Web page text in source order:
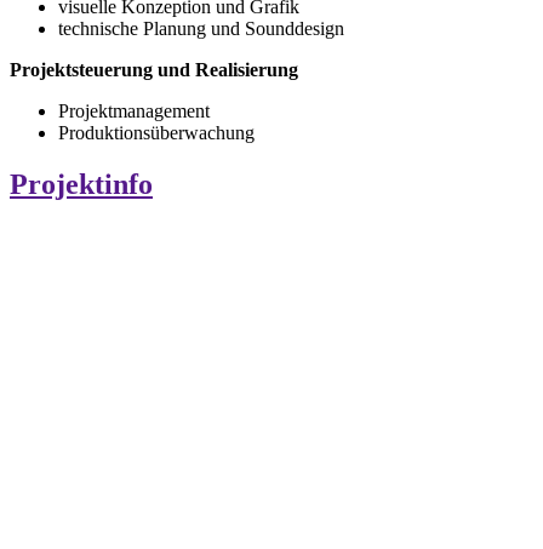
visuelle Konzeption und Grafik
technische Planung und Sounddesign
Projektsteuerung und Realisierung
Projektmanagement
Produktionsüberwachung
Projektinfo